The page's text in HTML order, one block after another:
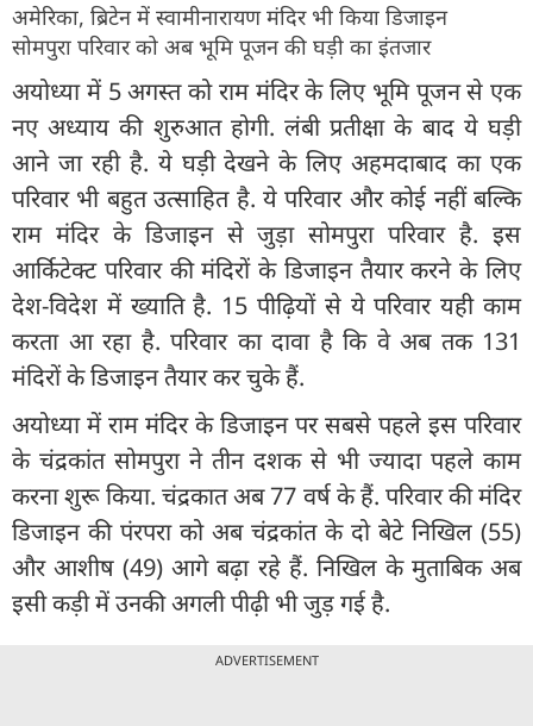
अमेरिका, ब्रिटेन में स्वामीनारायण मंदिर भी किया डिजाइन
सोमपुरा परिवार को अब भूमि पूजन की घड़ी का इंतजार
अयोध्या में 5 अगस्त को राम मंदिर के लिए भूमि पूजन से एक
नए अध्याय की शुरुआत होगी. लंबी प्रतीक्षा के बाद ये घड़ी
आने जा रही है. ये घड़ी देखने के लिए अहमदाबाद का एक
परिवार भी बहुत उत्साहित है. ये परिवार और कोई नहीं बल्कि
राम मंदिर के डिजाइन से जुड़ा सोमपुरा परिवार है. इस
आर्किटेक्ट परिवार की मंदिरों के डिजाइन तैयार करने के लिए
देश-विदेश में ख्याति है. 15 पीढ़ियों से ये परिवार यही काम
करता आ रहा है. परिवार का दावा है कि वे अब तक 131
मंदिरों के डिजाइन तैयार कर चुके हैं.
अयोध्या में राम मंदिर के डिजाइन पर सबसे पहले इस परिवार
के चंद्रकांत सोमपुरा ने तीन दशक से भी ज्यादा पहले काम
करना शुरू किया. चंद्रकात अब 77 वर्ष के हैं. परिवार की मंदिर
डिजाइन की पंरपरा को अब चंद्रकांत के दो बेटे निखिल (55)
और आशीष (49) आगे बढ़ा रहे हैं. निखिल के मुताबिक अब
इसी कड़ी में उनकी अगली पीढ़ी भी जुड़ गई है.
ADVERTISEMENT